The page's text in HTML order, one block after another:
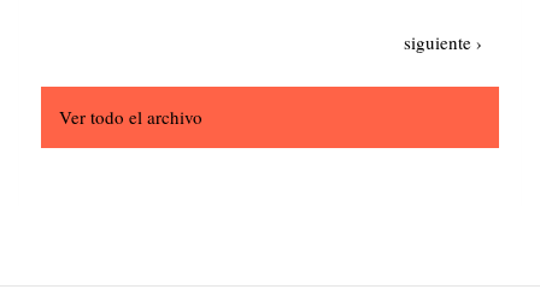
Siguiente
siguiente ›
Ver todo el archivo